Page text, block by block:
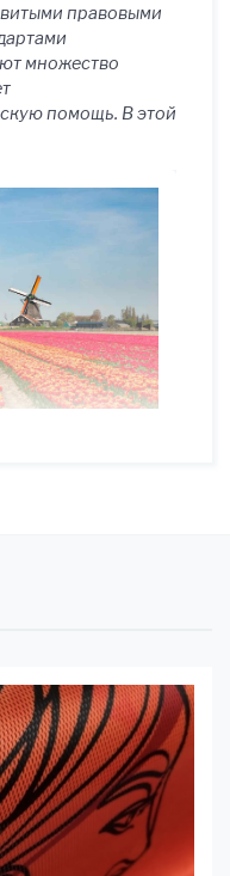
правовыми
множество
помощь. В этой